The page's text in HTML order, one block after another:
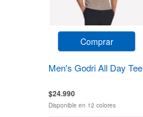
Comprar
Men's Godri All Day Tee
$24.990
Disponible en 12 colores